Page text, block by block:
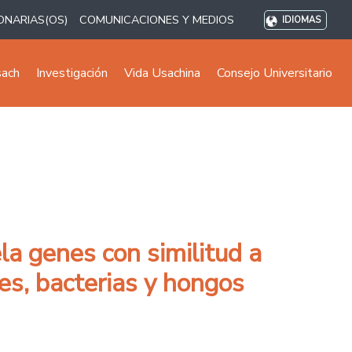
COMUNICACIONES Y MEDIOS IDIOMAS
Investigación Vida Usachina Consejo Universitario
genes con similitud a
bacterias y hongos